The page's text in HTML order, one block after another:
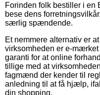
Forinden folk bestiller i en
bese dens
særlig spændende.
Et nemmere alternativ er
virksomheden er e-
garanti for at online
tillige med at
fagmænd der kender til
anledning til at få hjælp,
din shopping.